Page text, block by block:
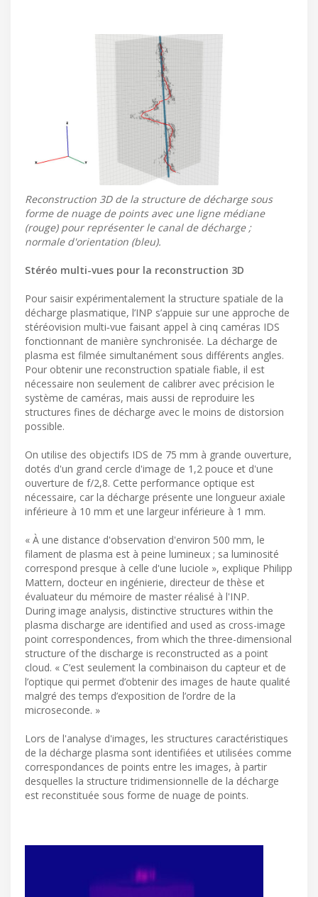
Reconstruction 3D de la structure de décharge sous
forme de nuage de points avec une ligne médiane
(rouge) pour représenter le canal de décharge ;
normale d'orientation (bleu).
Stéréo multi-vues pour la reconstruction 3D
Pour saisir expérimentalement la structure spatiale de la
décharge plasmatique, l’INP s’appuie sur une approche de
stéréovision multi‑vue faisant appel à cinq caméras IDS
fonctionnant de manière synchronisée. La décharge de
plasma est filmée simultanément sous différents angles.
Pour obtenir une reconstruction spatiale fiable, il est
nécessaire non seulement de calibrer avec précision le
système de caméras, mais aussi de reproduire les
structures fines de décharge avec le moins de distorsion
possible.
On utilise des objectifs IDS de 75 mm à grande ouverture,
dotés d'un grand cercle d'image de 1,2 pouce et d'une
ouverture de f/2,8. Cette performance optique est
nécessaire, car la décharge présente une longueur axiale
inférieure à 10 mm et une largeur inférieure à 1 mm.
« À une distance d'observation d'environ 500 mm, le
filament de plasma est à peine lumineux ; sa luminosité
correspond presque à celle d'une luciole », explique Philipp
Mattern, docteur en ingénierie, directeur de thèse et
évaluateur du mémoire de master réalisé à l'INP.
During image analysis, distinctive structures within the
plasma discharge are identified and used as cross-image
point correspondences, from which the three-dimensional
structure of the discharge is reconstructed as a point
cloud. « C’est seulement la combinaison du capteur et de
l’optique qui permet d’obtenir des images de haute qualité
malgré des temps d’exposition de l’ordre de la
microseconde. »
Lors de l'analyse d'images, les structures caractéristiques
de la décharge plasma sont identifiées et utilisées comme
correspondances de points entre les images, à partir
desquelles la structure tridimensionnelle de la décharge
est reconstituée sous forme de nuage de points.